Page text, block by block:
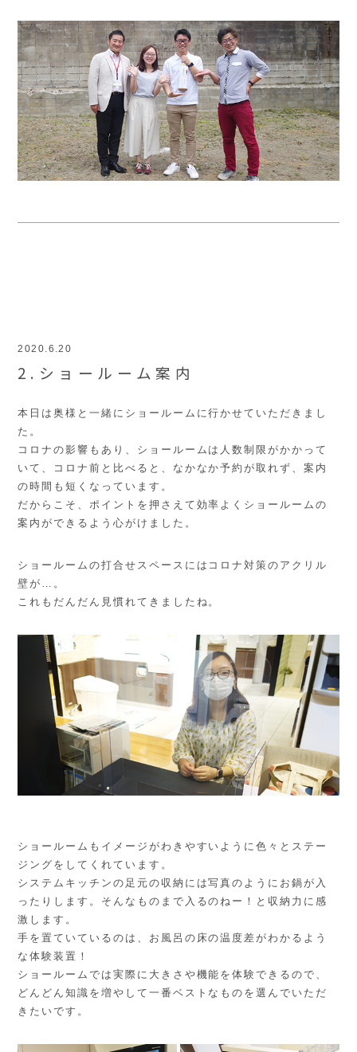
2020.6.20
2.ショールーム案内
本日は奥様と一緒にショールームに行かせていただきまし
た。
コロナの影響もあり、ショールームは人数制限がかかって
いて、コロナ前と比べると、なかなか予約が取れず、案内
の時間も短くなっています。
だからこそ、ポイントを押さえて効率よくショールームの
案内ができるよう心がけました。
ショールームの打合せスペースにはコロナ対策のアクリル
壁が…。
これもだんだん見慣れてきましたね。
ショールームもイメージがわきやすいように色々とステー
ジングをしてくれています。
システムキッチンの足元の収納には写真のようにお鍋が入
ったりします。そんなものまで入るのねー！と収納力に感
激します。
手を置ていているのは、お風呂の床の温度差がわかるよう
な体験装置！
ショールームでは実際に大きさや機能を体験できるので、
どんどん知識を増やして一番ベストなものを選んでいただ
きたいです。